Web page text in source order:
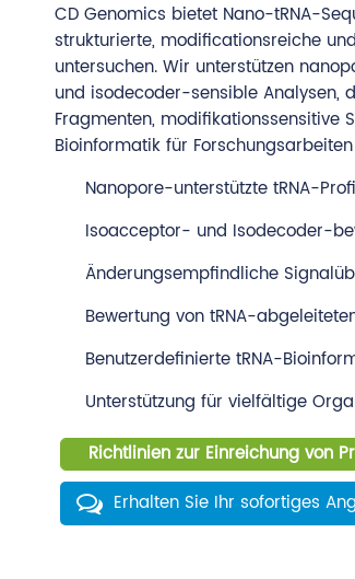
CD Genomics bietet Nano-tRNA-
strukturierte, modificationsreiche
untersuchen. Wir unterstützen
und isodecoder-sensible Analysen,
Fragmenten,
Bioinformatik für
Nanopore-unterstützte tRNA-
Isoacceptor- und Isodecoder-
Änderungsempfindliche
Bewertung von tRNA-
Benutzerdefinierte tRNA-
Unterstützung für vielfältige
Richtlinien zur Einreichung von
Erhalten Sie Ihr sofortiges